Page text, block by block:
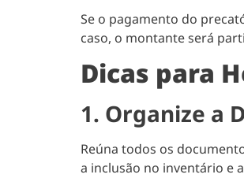
Se o pagamento do
caso, o montante será
Dicas para
1. Organize a
Reúna todos os
a inclusão no inventário e